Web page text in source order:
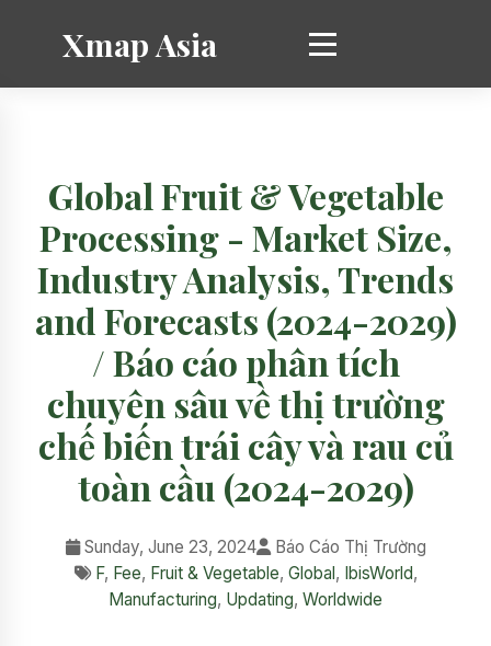
Xmap Asia
Global Fruit & Vegetable
Processing - Market Size,
Industry Analysis, Trends
and Forecasts (2024-2029)
/ Báo cáo phân tích
chuyên sâu về thị trường
chế biến trái cây và rau củ
toàn cầu (2024-2029)
Sunday, June 23, 2024
Báo Cáo Thị Trường
F, Fee, Fruit & Vegetable, Global, IbisWorld,
Manufacturing, Updating, Worldwide